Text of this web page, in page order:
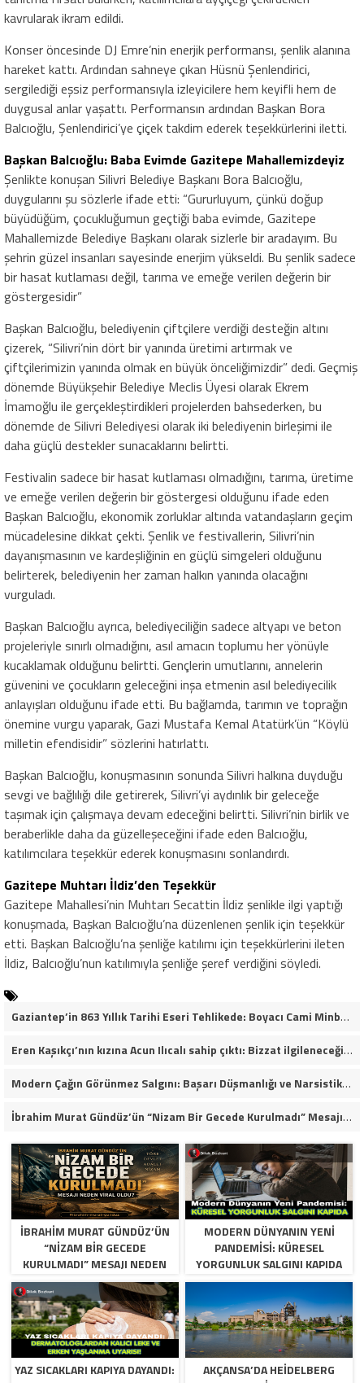
kavrularak ikram edildi.
Konser öncesinde DJ Emre’nin enerjik performansı, şenlik alanına
hareket kattı. Ardından sahneye çıkan Hüsnü Şenlendirici,
sergilediği eşsiz performansıyla izleyicilere hem keyifli hem de
duygusal anlar yaşattı. Performansın ardından Başkan Bora
Balcıoğlu, Şenlendirici’ye çiçek takdim ederek teşekkürlerini iletti.
Başkan Balcıoğlu: Baba Evimde Gazitepe Mahallemizdeyiz
Şenlikte konuşan Silivri Belediye Başkanı Bora Balcıoğlu,
duygularını şu sözlerle ifade etti: “Gururluyum, çünkü doğup
büyüdüğüm, çocukluğumun geçtiği baba evimde, Gazitepe
Mahallemizde Belediye Başkanı olarak sizlerle bir aradayım. Bu
şehrin güzel insanları sayesinde enerjim yükseldi. Bu şenlik sadece
bir hasat kutlaması değil, tarıma ve emeğe verilen değerin bir
göstergesidir”
Başkan Balcıoğlu, belediyenin çiftçilere verdiği desteğin altını
çizerek, “Silivri’nin dört bir yanında üretimi artırmak ve
çiftçilerimizin yanında olmak en büyük önceliğimizdir” dedi. Geçmiş
dönemde Büyükşehir Belediye Meclis Üyesi olarak Ekrem
İmamoğlu ile gerçekleştirdikleri projelerden bahsederken, bu
dönemde de Silivri Belediyesi olarak iki belediyenin birleşimi ile
daha güçlü destekler sunacaklarını belirtti.
Festivalin sadece bir hasat kutlaması olmadığını, tarıma, üretime
ve emeğe verilen değerin bir göstergesi olduğunu ifade eden
Başkan Balcıoğlu, ekonomik zorluklar altında vatandaşların geçim
mücadelesine dikkat çekti. Şenlik ve festivallerin, Silivri’nin
dayanışmasının ve kardeşliğinin en güçlü simgeleri olduğunu
belirterek, belediyenin her zaman halkın yanında olacağını
vurguladı.
Başkan Balcıoğlu ayrıca, belediyeciliğin sadece altyapı ve beton
projeleriyle sınırlı olmadığını, asıl amacın toplumu her yönüyle
kucaklamak olduğunu belirtti. Gençlerin umutlarını, annelerin
güvenini ve çocukların geleceğini inşa etmenin asıl belediyecilik
anlayışları olduğunu ifade etti. Bu bağlamda, tarımın ve toprağın
önemine vurgu yaparak, Gazi Mustafa Kemal Atatürk’ün “Köylü
milletin efendisidir” sözlerini hatırlattı.
Başkan Balcıoğlu, konuşmasının sonunda Silivri halkına duyduğu
sevgi ve bağlılığı dile getirerek, Silivri’yi aydınlık bir geleceğe
taşımak için çalışmaya devam edeceğini belirtti. Silivri’nin birlik ve
beraberlikle daha da güzelleşeceğini ifade eden Balcıoğlu,
katılımcılara teşekkür ederek konuşmasını sonlandırdı.
Gazitepe Muhtarı İldiz’den Teşekkür
Gazitepe Mahallesi’nin Muhtarı Secattin İldiz şenlikle ilgi yaptığı
konuşmada, Başkan Balcıoğlu’na düzenlenen şenlik için teşekkür
etti. Başkan Balcıoğlu’na şenliğe katılımı için teşekkürlerini ileten
İldiz, Balcıoğlu’nun katılımıyla şenliğe şeref verdiğini söyledi.
Gaziantep’in 863 Yıllık Tarihi Eseri Tehlikede: Boyacı Cami Minberi İçin “Restorasyon Durdurulsun” Çağrısı!
Eren Kaşıkçı’nın kızına Acun Ilıcalı sahip çıktı: Bizzat ilgileneceğim
Modern Çağın Görünmez Salgını: Başarı Düşmanlığı ve Narsistik Yükseliş
İbrahim Murat Gündüz’ün “Nizam Bir Gecede Kurulmadı” Mesajı Sosyal Medyada Geniş Yankı Uyandırdı
İBRAHIM MURAT GÜNDÜZ’ÜN
“NIZAM BIR GECEDE
KURULMADI” MESAJI NEDEN
VIRAL OLDU?
MODERN DÜNYANIN YENI
PANDEMISI: KÜRESEL
YORGUNLUK SALGINI KAPIDA
YAZ SICAKLARI KAPIYA DAYANDI:
AKÇANSA’DA HEIDELBERG